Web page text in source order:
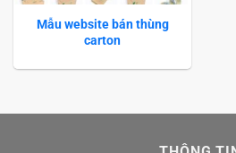
Mẫu website bán thùng
carton